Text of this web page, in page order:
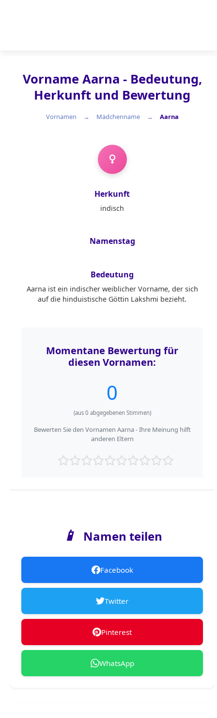
Vorname Aarna - Bedeutung,
Herkunft und Bewertung
Vornamen Mädchenname Aarna
Mädchenname
Herkunft
indisch
Namenstag
Bedeutung
Aarna ist ein indischer weiblicher Vorname, der sich
auf die hinduistische Göttin Lakshmi bezieht.
Momentane Bewertung für
diesen Vornamen:
0
(aus 0 abgegebenen Stimmen)
Bewerten Sie den Vornamen Aarna - Ihre Meinung hilft
anderen Eltern
📱 Namen teilen
Facebook
Twitter
Pinterest
WhatsApp